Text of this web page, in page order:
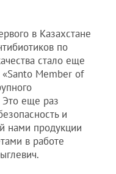
в Казахстане
по
стало еще
Member of
Это еще раз
и
нами продукции
в работе